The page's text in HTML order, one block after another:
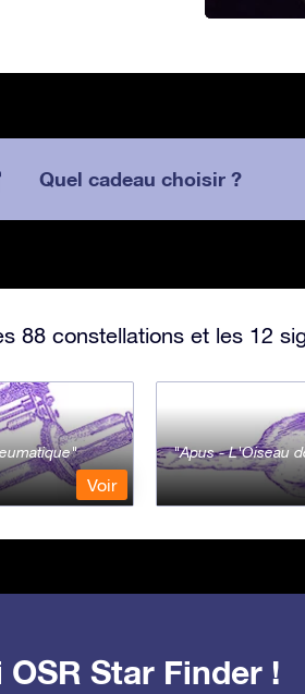
Quel cadeau choisir ?
88 constellations et les 12
Voir
Apus - L'Oiseau
Star Finder !